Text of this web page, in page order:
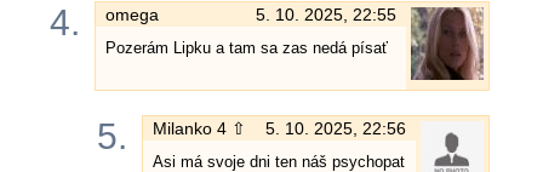
4. omega 5. 10. 2025, 22:55
Pozerám Lipku a tam sa zas nedá písať
5. Milanko 4 ⇧ 5. 10. 2025, 22:56
Asi má svoje dni ten náš psychopat